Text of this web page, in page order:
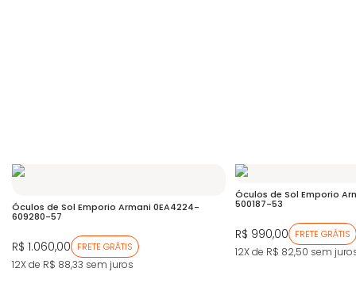
Óculos de Sol Emporio Armani 0EA4224-
609280-57
R$ 1.060,00 FRETE GRÁTIS
12X de R$ 88,33 sem juros
Óculos de Sol Emporio
500187-53
R$ 990,00 FRETE GRÁTIS
12X de R$ 82,50 sem